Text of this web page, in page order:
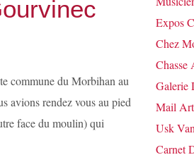
commune du Morbihan au
avions rendez vous au pied
face du moulin) qui
Expos
Chez
Chasse
Galerie
Mail
Usk
Carnet